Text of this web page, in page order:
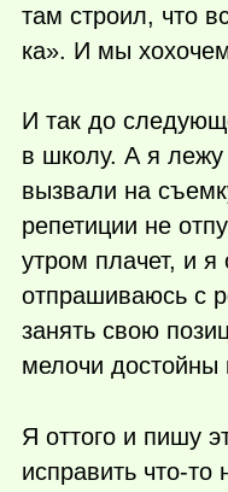
там строил, что
ка». И мы
И так до
в школу. А я
вызвали на
репетиции не
утром плачет, и
отпрашиваюсь с
занять свою
мелочи
Я оттого и пишу
исправить что-то